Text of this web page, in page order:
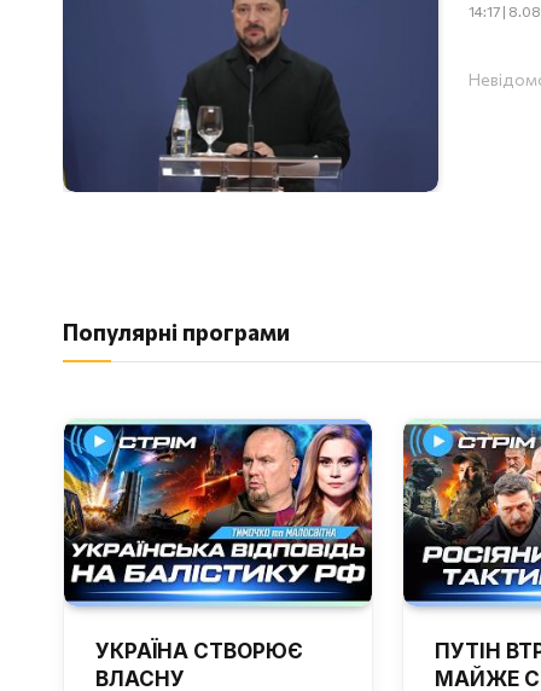
14:17 |
Популярні програми
УКРАЇНА СТВОРЮЄ
ВЛАСНУ
ПУТІН
МАЙЖЕ